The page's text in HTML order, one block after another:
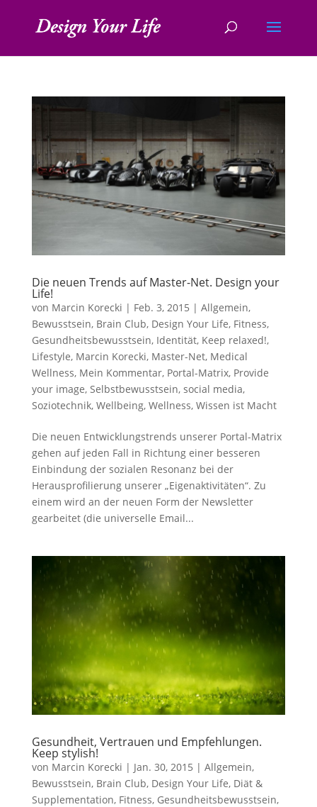
Die neuen Trends auf Master-Net. Design your
Life!
von Marcin Korecki | Feb. 3, 2015 | Allgemein,
Bewusstsein, Brain Club, Design Your Life, Fitness,
Gesundheitsbewusstsein, Identität, Keep relaxed!,
Lifestyle, Marcin Korecki, Master-Net, Medical
Wellness, Mein Kommentar, Portal-Matrix, Provide
your image, Selbstbewusstsein, social media,
Soziotechnik, Wellbeing, Wellness, Wissen ist Macht
Die neuen Entwicklungstrends unserer Portal-Matrix
gehen auf jeden Fall in Richtung einer besseren
Einbindung der sozialen Resonanz bei der
Herausprofilierung unserer „Eigenaktivitäten“. Zu
einem wird an der neuen Form der Newsletter
gearbeitet (die universelle Email...
Gesundheit, Vertrauen und Empfehlungen.
Keep stylish!
von Marcin Korecki | Jan. 30, 2015 | Allgemein,
Bewusstsein, Brain Club, Design Your Life, Diät &
Supplementation, Fitness, Gesundheitsbewusstsein,